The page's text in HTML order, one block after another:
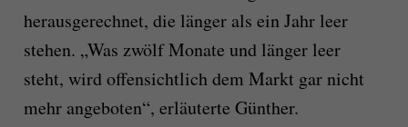
herausgerechnet, die länger als ein Jahr leer
stehen. „Was zwölf Monate und länger leer
steht, wird offensichtlich dem Markt gar nicht
mehr angeboten“, erläuterte Günther.